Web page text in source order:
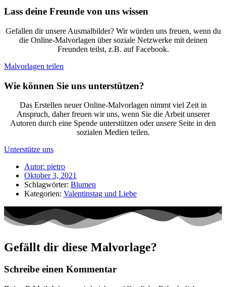
Lass deine Freunde von uns wissen
Gefallen dir unsere Ausmalbilder? Wir würden uns freuen, wenn du
die Online-Malvorlagen über soziale Netzwerke mit deinen
Freunden teilst, z.B. auf Facebook.
Malvorlagen teilen
Wie können Sie uns unterstützen?
Das Erstellen neuer Online-Malvorlagen nimmt viel Zeit in
Anspruch, daher freuen wir uns, wenn Sie die Arbeit unserer
Autoren durch eine Spende unterstützen oder unsere Seite in den
sozialen Medien teilen.
Unterstütze uns
Autor: pietro
Oktober 3, 2021
Schlagwörter: Blumen
Kategorien: Valentinstag und Liebe
Gefällt dir diese Malvorlage?
Schreibe einen Kommentar